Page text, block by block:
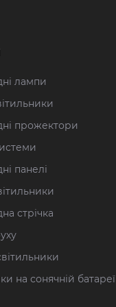
лампи
прожектори
панелі
стрічка
на сонячній батареї